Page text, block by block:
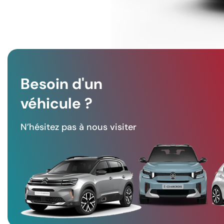
Besoin d'un
véhicule ?
N’hésitez pas à nous visiter